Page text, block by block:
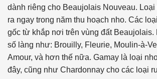
dành riêng cho Beaujolais Nouveau.
ra ngay trong năm thu hoạch nho. Các
gốc từ khắp nơi trên vùng đất Beaujolais.
số làng như: Brouilly, Fleurie, Moulin-à-
Amour, và hơn thế nữa. Gamay là loại
đây, cũng như Chardonnay cho các loại